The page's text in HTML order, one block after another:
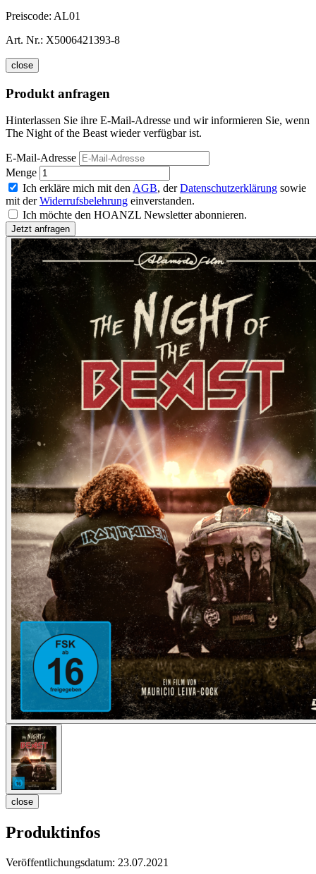
Preiscode: AL01
Art. Nr.: X5006421393-8
close
Produkt anfragen
Hinterlassen Sie ihre E-Mail-Adresse und wir informieren Sie, wenn
The Night of the Beast wieder verfügbar ist.
E-Mail-Adresse
Menge
Ich erkläre mich mit den AGB, derDatenschutzerklärung sowie
mit derWiderrufsbelehrung einverstanden.
Ich möchte den HOANZL Newsletter abonnieren.
close
Produktinfos
Veröffentlichungsdatum: 23.07.2021